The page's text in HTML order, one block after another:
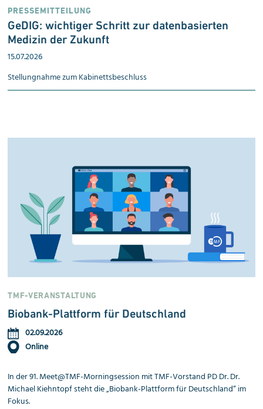
PRESSEMITTEILUNG
GeDIG: wichtiger Schritt zur datenbasierten
Medizin der Zukunft
15.07.2026
Stellungnahme zum Kabinetts­beschluss
TMF-VERANSTALTUNG
Biobank-Plattform für Deutschland
02.09.2026
Online
In der 91. Meet@TMF-Morningsession mit TMF-Vorstand PD Dr. Dr.
Michael Kiehntopf steht die „Biobank-Plattform für Deutschland“ im
Fokus.